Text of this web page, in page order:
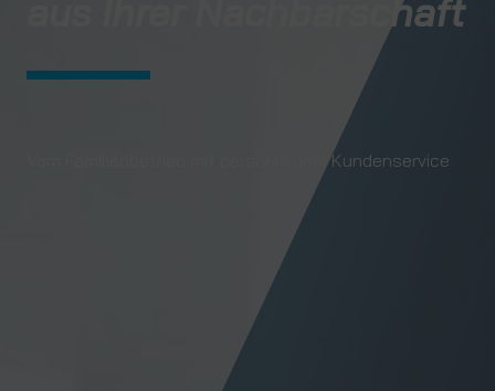
aus Ihrer Nachbarschaft
Vom Familienbetrieb mit persönlichem Kundenservice